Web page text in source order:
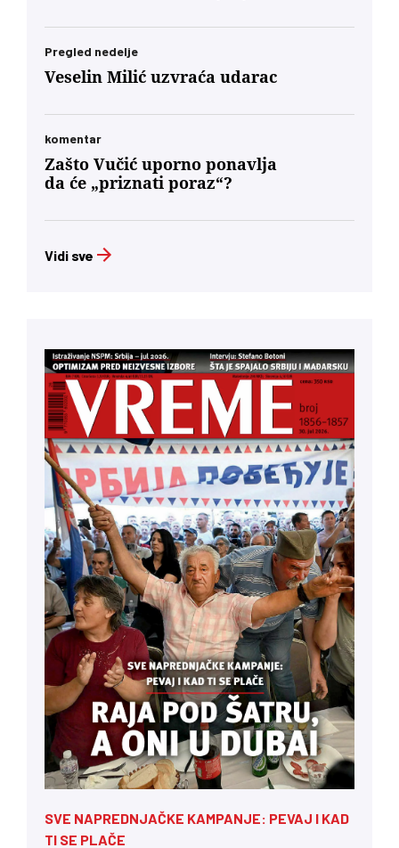
Pregled nedelje
Veselin Milić uzvraća udarac
komentar
Zašto Vučić uporno ponavlja
da će „priznati poraz“?
Vidi sve
SVE NAPREDNJAČKE KAMPANJE: PEVAJ I KAD
TI SE PLAČE